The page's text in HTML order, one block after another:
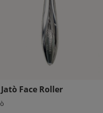
Face Roller